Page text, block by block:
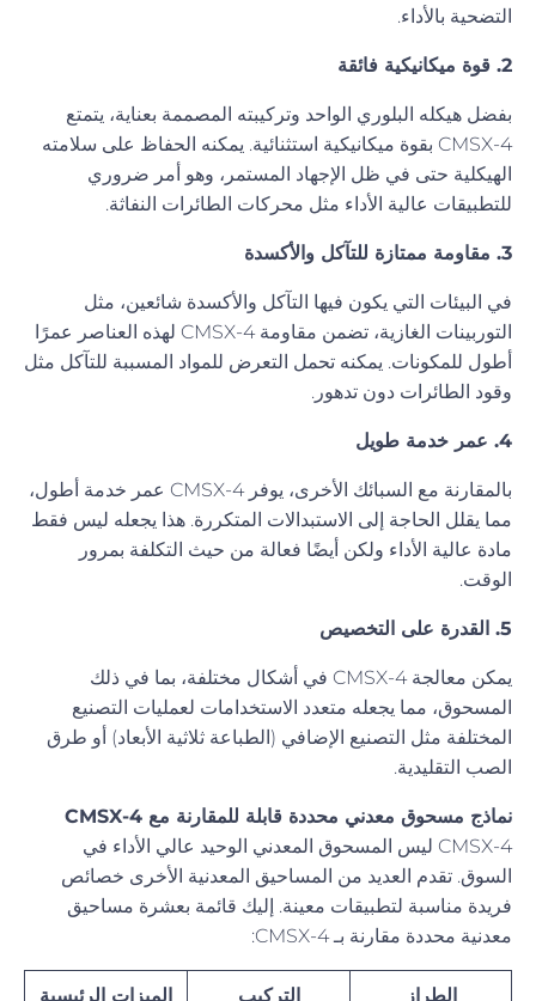
التضحية بالأداء.
2. قوة ميكانيكية فائقة
بفضل هيكله البلوري الواحد وتركيبته المصممة بعناية، يتمتع
CMSX-4 بقوة ميكانيكية استثنائية. يمكنه الحفاظ على سلامته
الهيكلية حتى في ظل الإجهاد المستمر، وهو أمر ضروري
للتطبيقات عالية الأداء مثل محركات الطائرات النفاثة.
3. مقاومة ممتازة للتآكل والأكسدة
في البيئات التي يكون فيها التآكل والأكسدة شائعين، مثل
التوربينات الغازية، تضمن مقاومة CMSX-4 لهذه العناصر عمرًا
أطول للمكونات. يمكنه تحمل التعرض للمواد المسببة للتآكل مثل
وقود الطائرات دون تدهور.
4. عمر خدمة طويل
بالمقارنة مع السبائك الأخرى، يوفر CMSX-4 عمر خدمة أطول،
مما يقلل الحاجة إلى الاستبدالات المتكررة. هذا يجعله ليس فقط
مادة عالية الأداء ولكن أيضًا فعالة من حيث التكلفة بمرور
الوقت.
5. القدرة على التخصيص
يمكن معالجة CMSX-4 في أشكال مختلفة، بما في ذلك
المسحوق، مما يجعله متعدد الاستخدامات لعمليات التصنيع
المختلفة مثل التصنيع الإضافي (الطباعة ثلاثية الأبعاد) أو طرق
الصب التقليدية.
نماذج مسحوق معدني محددة قابلة للمقارنة مع CMSX-4
CMSX-4 ليس المسحوق المعدني الوحيد عالي الأداء في
السوق. تقدم العديد من المساحيق المعدنية الأخرى خصائص
فريدة مناسبة لتطبيقات معينة. إليك قائمة بعشرة مساحيق
معدنية محددة مقارنة بـ CMSX-4:
الطراز التركيب الميزات الرئيسية